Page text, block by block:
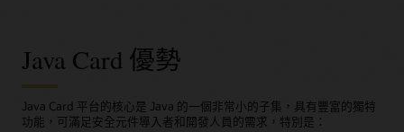
Java Card 優勢
Java Card 平台的核心是 Java 的一個非常小的子集，具有豐富的獨特
功能，可滿足安全元件導入者和開發人員的需求，特別是：